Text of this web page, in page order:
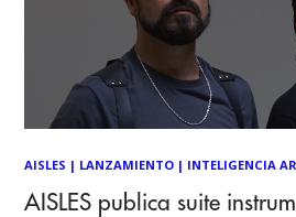
AISLES | LANZAMIENTO | INTELIGENCIA
AISLES publica suite